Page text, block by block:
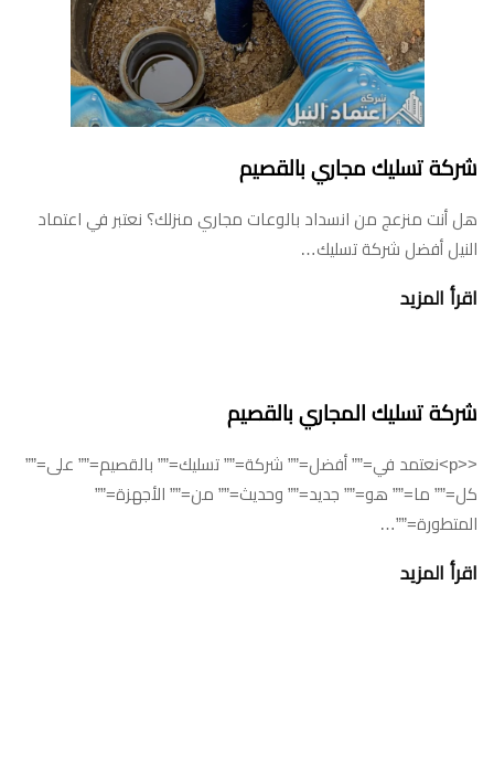
شركة تسليك مجاري بالقصيم
هل أنت منزعج من انسداد بالوعات مجاري منزلك؟ نعتبر في اعتماد
النيل أفضل شركة تسليك…
اقرأ المزيد
شركة تسليك المجاري بالقصيم
<<p>نعتمد في=”” أفضل=”” شركة=”” تسليك=”” بالقصيم=”” على=””
كل=”” ما=”” هو=”” جديد=”” وحديث=”” من=”” الأجهزة=””
المتطورة=””…
اقرأ المزيد